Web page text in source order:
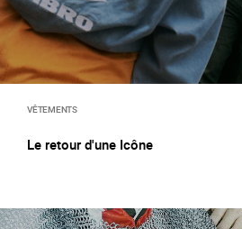
VÊTEMENTS
Le retour d'une Icône